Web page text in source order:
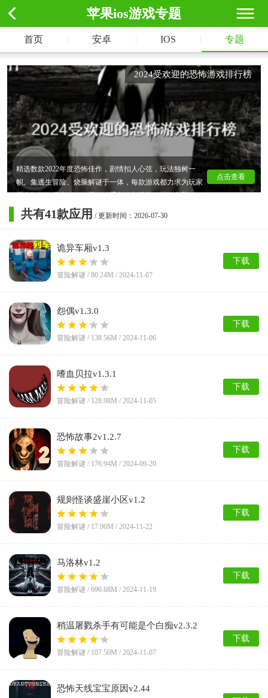
苹果ios游戏专题
首页 安卓 IOS 专题
2024受欢迎的恐怖游戏排行榜
精选数款2022年度恐怖佳作，剧情扣人心弦，玩法独树一
帜。集逃生冒险、烧脑解谜于一体，每款游戏都力求为玩家
载，亲自探索这些惊悚世界，体验前所未有的游戏快感！
点击查看
共有41款应用 / 更新时间：2026-07-30
诡异车厢v1.3
冒险解谜 / 80.24M / 2024-11-07
下载
怨偶v1.3.0
冒险解谜 / 138.56M / 2024-11-06
下载
嗜血贝拉v1.3.1
冒险解谜 / 128.98M / 2024-11-05
下载
恐怖故事2v1.2.7
冒险解谜 / 176.94M / 2024-09-20
下载
规则怪谈盛崖小区v1.2
冒险解谜 / 17.96M / 2024-11-22
下载
马洛林v1.2
冒险解谜 / 696.68M / 2024-11-19
下载
稍温屠戮杀手有可能是个白痴v2.3.2
冒险解谜 / 107.50M / 2024-11-07
下载
恐怖天线宝宝原因v2.44